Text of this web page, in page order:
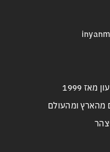
1999
מהארץ ומהעולם